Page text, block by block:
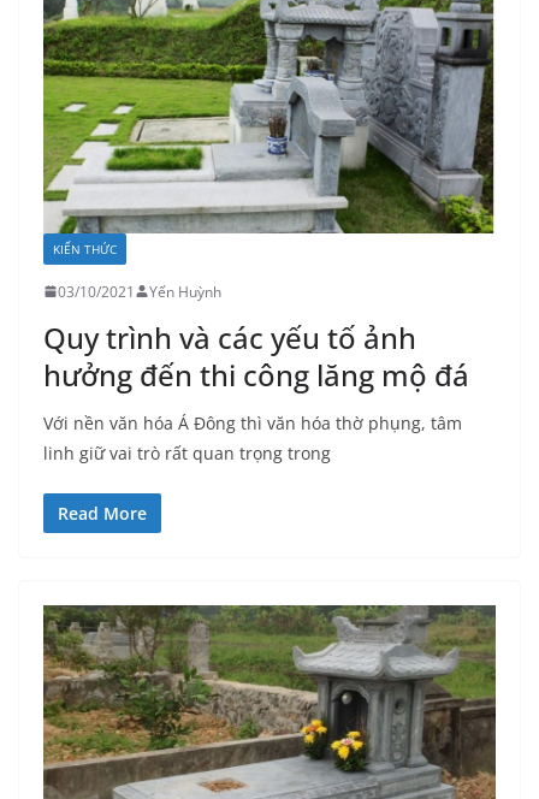
KIẾN THỨC
03/10/2021 Yến Huỳnh
Quy trình và các yếu tố ảnh
hưởng đến thi công lăng mộ đá
Với nền văn hóa Á Đông thì văn hóa thờ phụng, tâm
linh giữ vai trò rất quan trọng trong
Read More